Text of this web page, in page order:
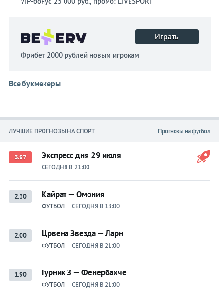
Играть
Фрибет 2000 рублей новым игрокам
Все букмекеры
ЛУЧШИЕ ПРОГНОЗЫ НА СПОРТ Прогнозы на футбол
3.97 Экспресс дня 29 июля
СЕГОДНЯ В 21:00
2.30 Кайрат — Омония
ФУТБОЛ СЕГОДНЯ В 18:00
2.00 Црвена Звезда — Ларн
ФУТБОЛ СЕГОДНЯ В 21:00
1.90 Гурник З — Фенербахче
ФУТБОЛ СЕГОДНЯ В 21:00